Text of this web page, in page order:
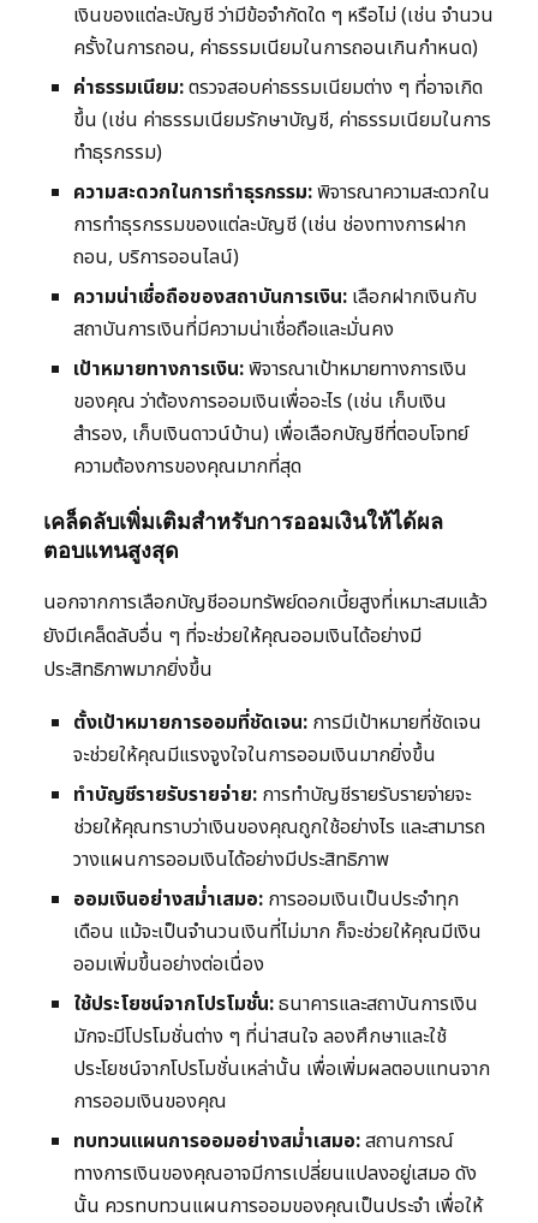
เงินของแต่ละบัญชี ว่ามีข้อจำกัดใด ๆ หรือไม่ (เช่น จำนวน
ครั้งในการถอน, ค่าธรรมเนียมในการถอนเกินกำหนด)
ค่าธรรมเนียม:ตรวจสอบค่าธรรมเนียมต่าง ๆ ที่อาจเกิด
ขึ้น (เช่น ค่าธรรมเนียมรักษาบัญชี, ค่าธรรมเนียมในการ
ทำธุรกรรม)
ความสะดวกในการทำธุรกรรม:พิจารณาความสะดวกใน
การทำธุรกรรมของแต่ละบัญชี (เช่น ช่องทางการฝาก
ถอน, บริการออนไลน์)
ความน่าเชื่อถือของสถาบันการเงิน: เลือกฝากเงินกับ
สถาบันการเงินที่มีความน่าเชื่อถือและมั่นคง
เป้าหมายทางการเงิน:พิจารณาเป้าหมายทางการเงิน
ของคุณ ว่าต้องการออมเงินเพื่ออะไร (เช่น เก็บเงิน
สำรอง, เก็บเงินดาวน์บ้าน) เพื่อเลือกบัญชีที่ตอบโจทย์
ความต้องการของคุณมากที่สุด
เคล็ดลับเพิ่มเติมสำหรับการออมเงินให้ได้ผล
ตอบแทนสูงสุด
นอกจากการเลือกบัญชีออมทรัพย์ดอกเบี้ยสูงที่เหมาะสมแล้ว
ยังมีเคล็ดลับอื่น ๆ ที่จะช่วยให้คุณออมเงินได้อย่างมี
ประสิทธิภาพมากยิ่งขึ้น
ตั้งเป้าหมายการออมที่ชัดเจน: การมีเป้าหมายที่ชัดเจน
จะช่วยให้คุณมีแรงจูงใจในการออมเงินมากยิ่งขึ้น
ทำบัญชีรายรับรายจ่าย: การทำบัญชีรายรับรายจ่ายจะ
ช่วยให้คุณทราบว่าเงินของคุณถูกใช้อย่างไร และสามารถ
วางแผนการออมเงินได้อย่างมีประสิทธิภาพ
ออมเงินอย่างสม่ำเสมอ: การออมเงินเป็นประจำทุก
เดือน แม้จะเป็นจำนวนเงินที่ไม่มาก ก็จะช่วยให้คุณมีเงิน
ออมเพิ่มขึ้นอย่างต่อเนื่อง
ใช้ประโยชน์จากโปรโมชั่น:ธนาคารและสถาบันการเงิน
มักจะมีโปรโมชั่นต่าง ๆ ที่น่าสนใจ ลองศึกษาและใช้
ประโยชน์จากโปรโมชั่นเหล่านั้น เพื่อเพิ่มผลตอบแทนจาก
การออมเงินของคุณ
ทบทวนแผนการออมอย่างสม่ำเสมอ:สถานการณ์
ทางการเงินของคุณอาจมีการเปลี่ยนแปลงอยู่เสมอ ดัง
นั้น ควรทบทวนแผนการออมของคุณเป็นประจำ เพื่อให้